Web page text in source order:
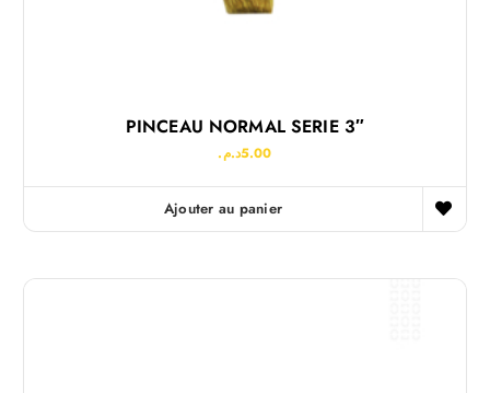
PINCEAU NORMAL SERIE 3″
5.00د.م.
Ajouter au panier